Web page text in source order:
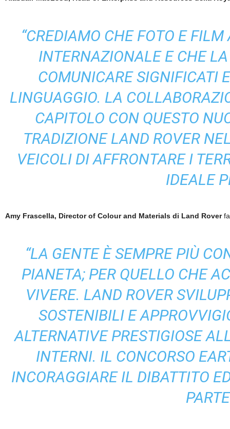
“CREDIAMO CHE FOTO E
INTERNAZIONALE E CHE
COMUNICARE SIGNIFICATI
LINGUAGGIO. LA
CAPITOLO CON QUESTO
TRADIZIONE LAND ROVER
VEICOLI DI AFFRONTARE I
IDEALE
Amy Frascella, Director of Colour and Materials di Land Roverfa
“LA GENTE È SEMPRE PIÙ
PIANETA; PER QUELLO CHE
VIVERE. LAND ROVER
SOSTENIBILI E
ALTERNATIVE PRESTIGIOSE
INTERNI. IL CONCORSO
INCORAGGIARE IL DIBATTITO